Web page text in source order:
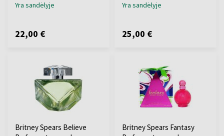
Yra sandėlyje
22,00 €
Yra sandėlyje
25,00 €
Britney Spears Believe
Britney Spears Fantasy